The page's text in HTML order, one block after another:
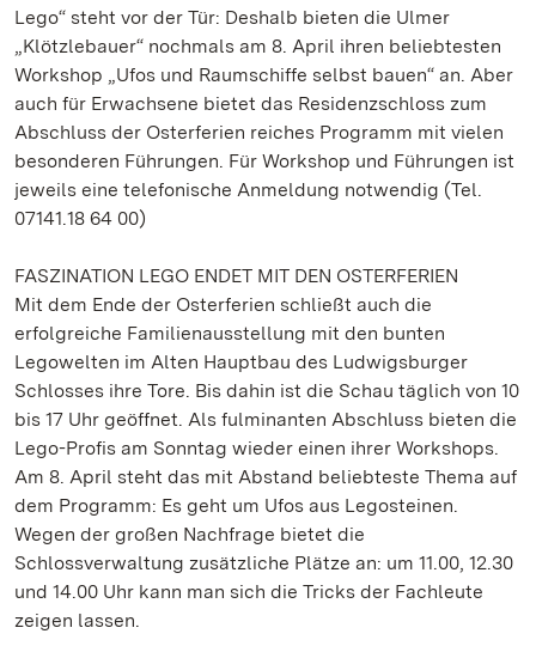
Lego“ steht vor der Tür: Deshalb bieten die Ulmer
„Klötzlebauer“ nochmals am 8. April ihren beliebtesten
Workshop „Ufos und Raumschiffe selbst bauen“ an. Aber
auch für Erwachsene bietet das Residenzschloss zum
Abschluss der Osterferien reiches Programm mit vielen
besonderen Führungen. Für Workshop und Führungen ist
jeweils eine telefonische Anmeldung notwendig (Tel.
07141.18 64 00)
FASZINATION LEGO ENDET MIT DEN OSTERFERIEN
Mit dem Ende der Osterferien schließt auch die
erfolgreiche Familienausstellung mit den bunten
Legowelten im Alten Hauptbau des Ludwigsburger
Schlosses ihre Tore. Bis dahin ist die Schau täglich von 10
bis 17 Uhr geöffnet. Als fulminanten Abschluss bieten die
Lego-Profis am Sonntag wieder einen ihrer Workshops.
Am 8. April steht das mit Abstand beliebteste Thema auf
dem Programm: Es geht um Ufos aus Legosteinen.
Wegen der großen Nachfrage bietet die
Schlossverwaltung zusätzliche Plätze an: um 11.00, 12.30
und 14.00 Uhr kann man sich die Tricks der Fachleute
zeigen lassen.